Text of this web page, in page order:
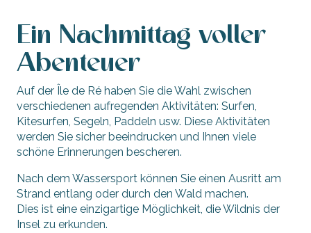
Ein Nachmittag voller
Abenteuer
Auf der Île de Ré haben Sie die Wahl zwischen
verschiedenen aufregenden Aktivitäten: Surfen,
Kitesurfen, Segeln, Paddeln usw. Diese Aktivitäten
werden Sie sicher beeindrucken und Ihnen viele
schöne Erinnerungen bescheren.
Nach dem Wassersport können Sie einen Ausritt am
Strand entlang oder durch den Wald machen.
Dies ist eine einzigartige Möglichkeit, die Wildnis der
Insel zu erkunden.